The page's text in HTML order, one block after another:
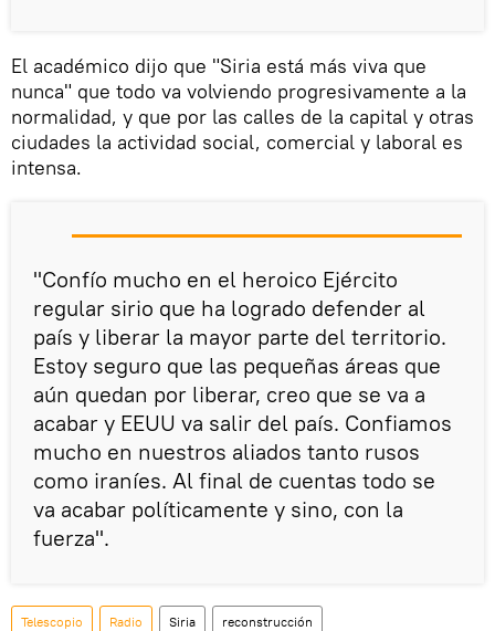
El académico dijo que "Siria está más viva que
nunca" que todo va volviendo progresivamente a la
normalidad, y que por las calles de la capital y otras
ciudades la actividad social, comercial y laboral es
intensa.
"Confío mucho en el heroico Ejército
regular sirio que ha logrado defender al
país y liberar la mayor parte del territorio.
Estoy seguro que las pequeñas áreas que
aún quedan por liberar, creo que se va a
acabar y EEUU va salir del país. Confiamos
mucho en nuestros aliados tanto rusos
como iraníes. Al final de cuentas todo se
va acabar políticamente y sino, con la
fuerza".
Telescopio Radio Siria reconstrucción